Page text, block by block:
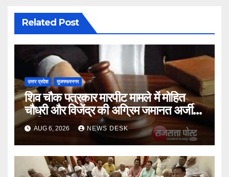
Related Post
उत्तर प्रदेश मुजफ्फरनगर
शिव चौक पत्रकार मारपीट मामले में मोहित
चौधरी और विजेंद्र की अग्रिम जमानत अर्जी
खारिज
AUG 6, 2026 NEWS DESK